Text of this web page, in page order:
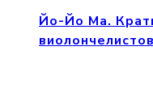
Йо-Йо Ма.